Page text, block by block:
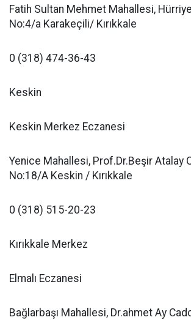
Fatih Sultan Mehmet Mahallesi,
No:4/a Karakeçili/ Kırıkkale
0 (318) 474-36-43
Keskin
Keskin Merkez Eczanesi
Yenice Mahallesi, Prof.Dr.Beşir Atalay
No:18/A Keskin / Kırıkkale
0 (318) 515-20-23
Kırıkkale Merkez
Elmalı Eczanesi
Bağlarbaşı Mahallesi, Dr.ahmet Ay